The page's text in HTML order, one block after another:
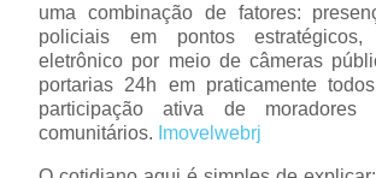
uma combinação de fatores:
policiais em pontos estratégicos,
eletrônico por meio de câmeras
portarias 24h em praticamente
participação ativa de moradores
comunitários. Imovelwebrj